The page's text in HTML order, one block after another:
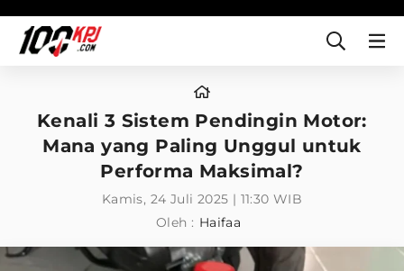
Kenali 3 Sistem Pendingin Motor:
Mana yang Paling Unggul untuk
Performa Maksimal?
Kamis, 24 Juli 2025 | 11:30 WIB
Oleh : Haifaa